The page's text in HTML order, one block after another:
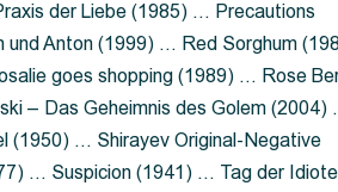
der Liebe (1985) … Precautions
Anton (1999) … Red Sorghum
goes shopping (1989) … Rose
– Das Geheimnis des Golem (2004)
(1950) … Shirayev Original-Negative
… Suspicion (1941) … Tag der